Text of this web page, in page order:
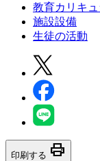
教育カリキュ
施設設備
生徒の活動
印刷する print